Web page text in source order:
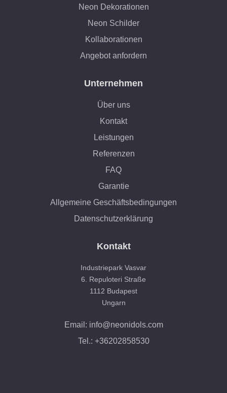
Neon Dekorationen
Neon Schilder
Kollaborationen
Angebot anfordern
Unternehmen
Über uns
Kontakt
Leistungen
Referenzen
FAQ
Garantie
Allgemeine Geschäftsbedingungen
Datenschutzerklärung
Kontakt
Industriepark Vasvar
6. Repuloteri Straße
1112 Budapest
Ungarn
Email: info@neonidols.com
Tel.: +36202858530